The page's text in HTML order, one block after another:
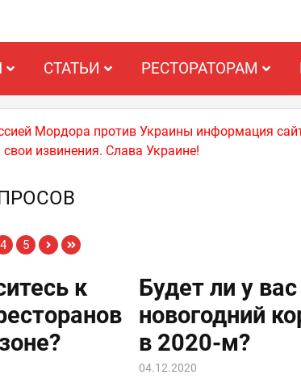
СТАТЬИ РЕСТОРАТОРАМ
Мордора против Украины информация
извинения. Слава Украине!
4 5
к
Будет ли у вас
новогодний
в 2020-м?
04.12.2020